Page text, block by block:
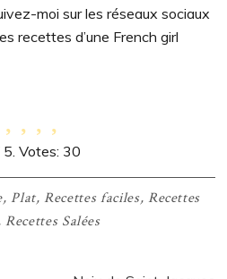
moi sur les réseaux sociaux
recettes d’une French girl
5. Votes: 30
, Plat,Recettes faciles, Recettes
Recettes Salées